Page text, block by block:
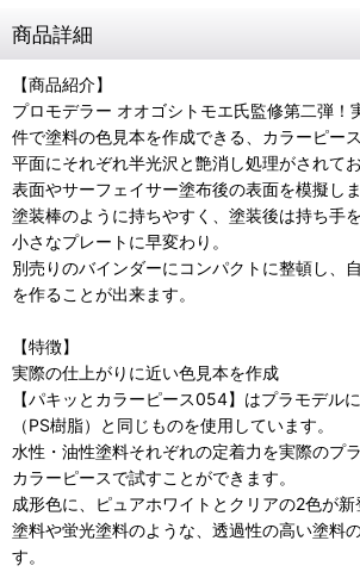
商品詳細
【商品紹介】
プロモデラー オオゴシトモエ氏監修第二弾！
件で塗料の色見本を作成できる、カラーピー
平面にそれぞれ半光沢と艶消し処理がされて
表面やサーフェイサー塗布後の表面を模擬しま
塗装棒のように持ちやすく、塗装後は持ち手
小さなプレートに早変わり。
別売りのバインダーにコンパクトに整頓し、
を作ることが出来ます。
【特徴】
実際の仕上がりに近い色見本を作成
【パキッとカラーピース054】はプラモデル
（PS樹脂）と同じものを使用しています。
水性・油性塗料それぞれの定着力を実際のプ
カラーピースで試すことができます。
成形色に、ピュアホワイトとクリアの2色が
塗料や蛍光塗料のような、透過性の高い塗料
す。